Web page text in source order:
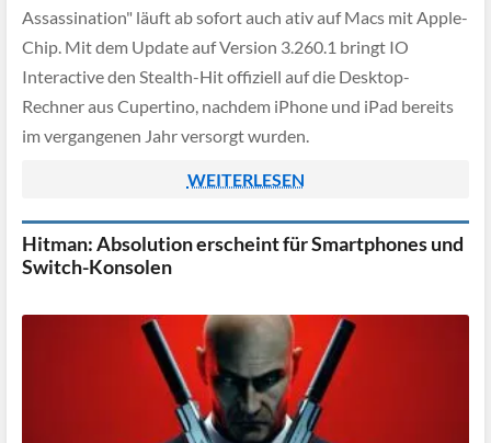
Assassination" läuft ab sofort auch ativ auf Macs mit Apple-
Chip. Mit dem Update auf Version 3.260.1 bringt IO
Interactive den Stealth-Hit offiziell auf die Desktop-
Rechner aus Cupertino, nachdem iPhone und iPad bereits
im vergangenen Jahr versorgt wurden.
WEITERLESEN
Hitman: Absolution erscheint für Smartphones und
Switch-Konsolen